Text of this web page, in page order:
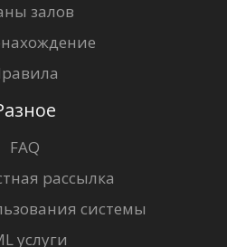
залов
FAQ
рассылка
системы
услуги